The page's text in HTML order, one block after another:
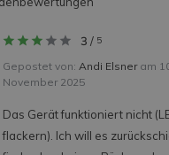
3 / 5
Gepostet von: Andi Elsneram
November 2025
Das Gerät funktioniert nicht
flackern). Ich will es